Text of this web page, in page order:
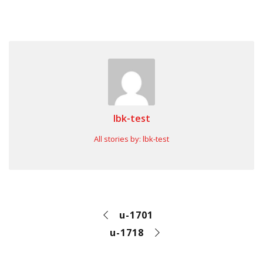
lbk-test
All stories by: lbk-test
u-1701
u-1718